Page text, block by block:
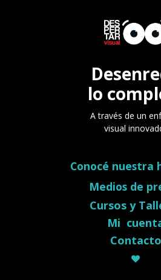
lo
A través de un
visual
Conocé nuestra
Medios de
Cursos y
Mi
Contacto